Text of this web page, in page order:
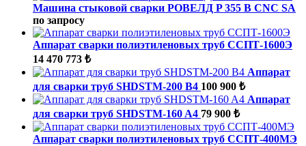
Машина стыковой сварки РОВЕЛД P 355 B CNC SA
по запросу
Аппарат сварки полиэтиленовых труб ССПТ-1600Э
14 470 773 ₺
Аппарат
для сварки труб SHDSTM-200 B4 100 900 ₺
Аппарат
для сварки труб SHDSTM-160 A4 79 900 ₺
Аппарат сварки полиэтиленовых труб ССПТ-400МЭ